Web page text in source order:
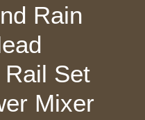
Rain
Set
Mixer